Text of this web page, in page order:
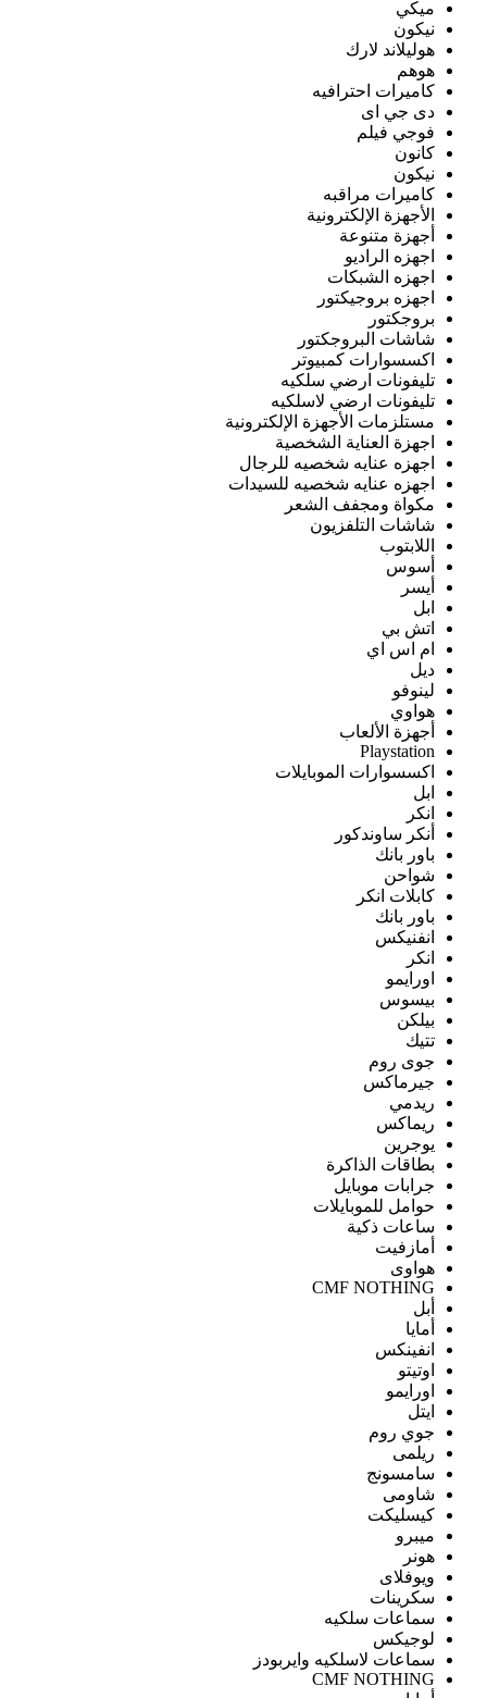
ميكي
نيكون
هوليلاند لارك
هوهم
كاميرات احترافيه
دى جي اى
فوجي فيلم
كانون
نيكون
كاميرات مراقبه
الأجهزة الإلكترونية
أجهزة متنوعة
اجهزه الراديو
اجهزه الشبكات
اجهزه بروجيكتور
بروجكتور
شاشات البروجكتور
اكسسوارات كمبيوتر
تليفونات ارضي سلكيه
تليفونات ارضي لاسلكيه
مستلزمات الأجهزة الإلكترونية
اجهزة العناية الشخصية
اجهزه عنايه شخصيه للرجال
اجهزه عنايه شخصيه للسيدات
مكواة ومجفف الشعر
شاشات التلفزيون
اللابتوب
أسوس
أيسر
ابل
اتش بي
ام اس اي
ديل
لينوفو
هواوي
أجهزة الألعاب
Playstation
اكسسوارات الموبايلات
ابل
انكر
أنكر ساوندكور
باور بانك
شواحن
كابلات انكر
باور بانك
انفنيكس
انكر
اورايمو
بيسوس
بيلكن
تتيك
جوى روم
جيرماكس
ريدمي
ريماكس
يوجرين
بطاقات الذاكرة
جرابات موبايل
حوامل للموبايلات
ساعات ذكية
أمازفيت
هواوى
CMF NOTHING
أبل
أمايا
انفينكس
اوتيتو
اورايمو
ايتل
جوي روم
ريلمى
سامسونج
شاومى
كيسليكت
ميبرو
هونر
ويوفلاى
سكرينات
سماعات سلكيه
لوجيكس
سماعات لاسلكيه وايربودز
CMF NOTHING